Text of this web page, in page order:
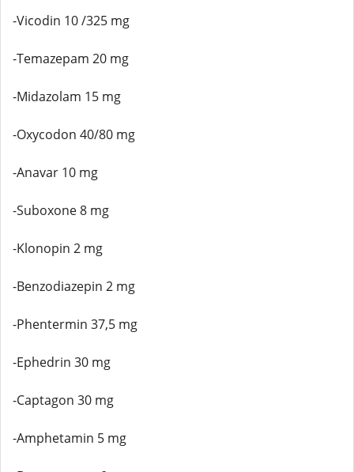
-Vicodin 10 /325 mg
-Temazepam 20 mg
-Midazolam 15 mg
-Oxycodon 40/80 mg
-Anavar 10 mg
-Suboxone 8 mg
-Klonopin 2 mg
-Benzodiazepin 2 mg
-Phentermin 37,5 mg
-Ephedrin 30 mg
-Captagon 30 mg
-Amphetamin 5 mg